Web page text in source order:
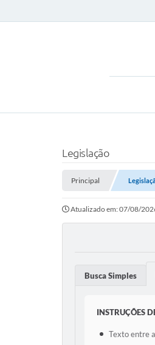
Legislação
Principal
Atualizado em: 07/08/
Busca Simples
INSTRUÇÕES
Texto entre